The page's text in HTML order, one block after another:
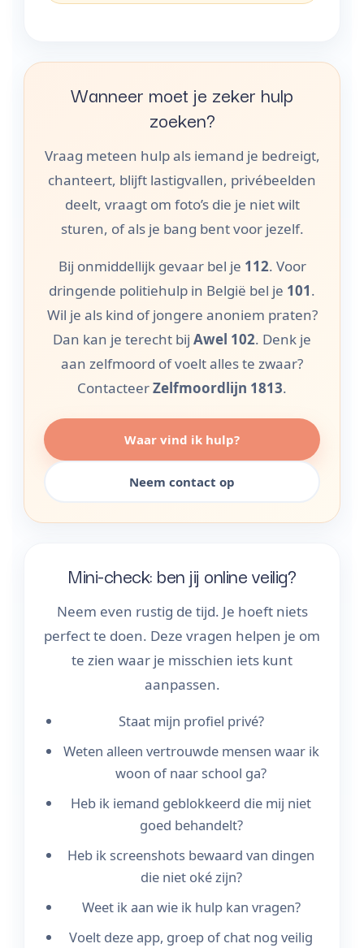
Wanneer moet je zeker hulp
zoeken?
Vraag meteen hulp als iemand je bedreigt,
chanteert, blijft lastigvallen, privébeelden
deelt, vraagt om foto’s die je niet wilt
sturen, of als je bang bent voor jezelf.
Bij onmiddellijk gevaar bel je 112. Voor
dringende politiehulp in België bel je 101.
Wil je als kind of jongere anoniem praten?
Dan kan je terecht bij Awel 102. Denk je
aan zelfmoord of voelt alles te zwaar?
ContacteerZelfmoordlijn 1813.
Waar vind ik hulp?
Neem contact op
Mini-check: ben jij online veilig?
Neem even rustig de tijd. Je hoeft niets
perfect te doen. Deze vragen helpen je om
te zien waar je misschien iets kunt
aanpassen.
Staat mijn profiel privé?
Weten alleen vertrouwde mensen waar ik
woon of naar school ga?
Heb ik iemand geblokkeerd die mij niet
goed behandelt?
Heb ik screenshots bewaard van dingen
die niet oké zijn?
Weet ik aan wie ik hulp kan vragen?
Voelt deze app, groep of chat nog veilig